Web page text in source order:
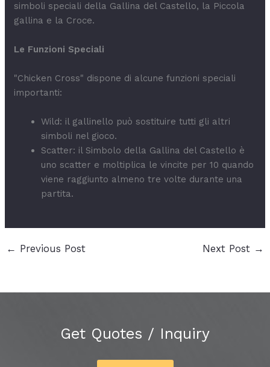
simboli speciali della Gallina del Castello, la Piccola
gallina e la Croce.
Le Funzioni Speciali
"Chicken Cross" dispone di alcune funzioni speciali
importanti:
Wild: il gallinello può sostituire tutti gli altri
simboli nel gioco.
Scatter: il Simbolo della Gallina del Castello è
uno scatter e moltiplica le vincite per 10 quando
viene raggiunto almeno tre volte durante una
partita.
← Previous Post Next Post →
Get Quotes / Inquiry